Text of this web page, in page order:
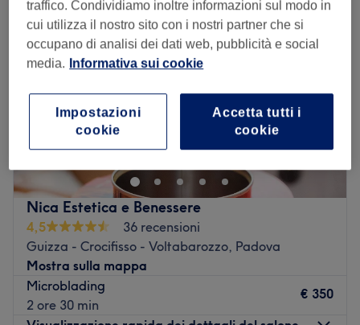
Nica Estetica e Benessere
4,5
36 recensioni
Guizza - Crocifisso - Voltabarozzo, Padova
Mostra sulla mappa
Microblading
2 ore 30 min
€ 350
traffico. Condividiamo inoltre informazioni sul modo in
cui utilizza il nostro sito con i nostri partner che si
occupano di analisi dei dati web, pubblicità e social
media. Informativa sui cookie
Accetta tutti i
cookie
Impostazioni
cookie